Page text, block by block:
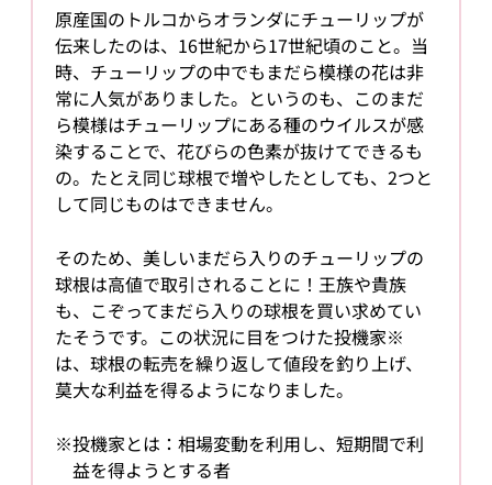
原産国のトルコからオランダにチューリップが
伝来したのは、16世紀から17世紀頃のこと。当
時、チューリップの中でもまだら模様の花は非
常に人気がありました。というのも、このまだ
ら模様はチューリップにある種のウイルスが感
染することで、花びらの色素が抜けてできるも
の。たとえ同じ球根で増やしたとしても、2つと
して同じものはできません。
そのため、美しいまだら入りのチューリップの
球根は高値で取引されることに！王族や貴族
も、こぞってまだら入りの球根を買い求めてい
たそうです。この状況に目をつけた投機家※
は、球根の転売を繰り返して値段を釣り上げ、
莫大な利益を得るようになりました。
※投機家とは：相場変動を利用し、短期間で利
益を得ようとする者